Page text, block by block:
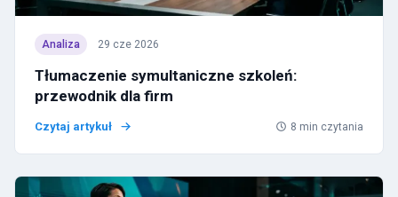
Analiza 29 cze 2026
Tłumaczenie symultaniczne szkoleń:
przewodnik dla firm
Czytaj artykuł 8 min czytania